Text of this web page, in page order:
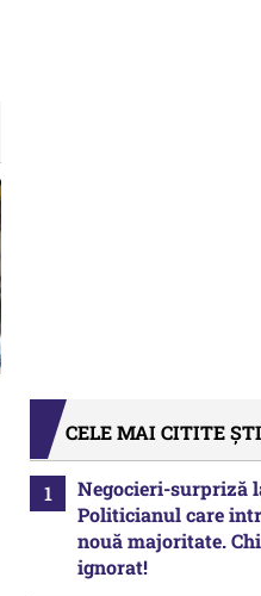
CELE MAI CITITE
Negocieri-surpriză
Politicianul care
nouă majoritate.
ignorat!